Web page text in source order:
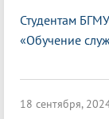
Студентам
«Обучение
18 сентября,